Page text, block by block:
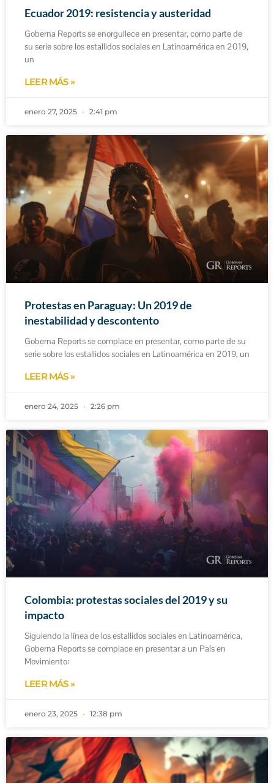
Ecuador 2019: resistencia y austeridad
Goberna Reports se enorgullece en presentar, como parte de
su serie sobre los estallidos sociales en Latinoamérica en 2019,
un
LEER MÁS »
enero 27, 2025 2:41 pm
Protestas en Paraguay: Un 2019 de
inestabilidad y descontento
Goberna Reports se complace en presentar, como parte de su
serie sobre los estallidos sociales en Latinoamérica en 2019, un
LEER MÁS »
enero 24, 2025 2:26 pm
Colombia: protestas sociales del 2019 y su
impacto
Siguiendo la línea de los estallidos sociales en Latinoamérica,
Goberna Reports se complace en presentar a un País en
Movimiento:
LEER MÁS »
enero 23, 2025 12:38 pm